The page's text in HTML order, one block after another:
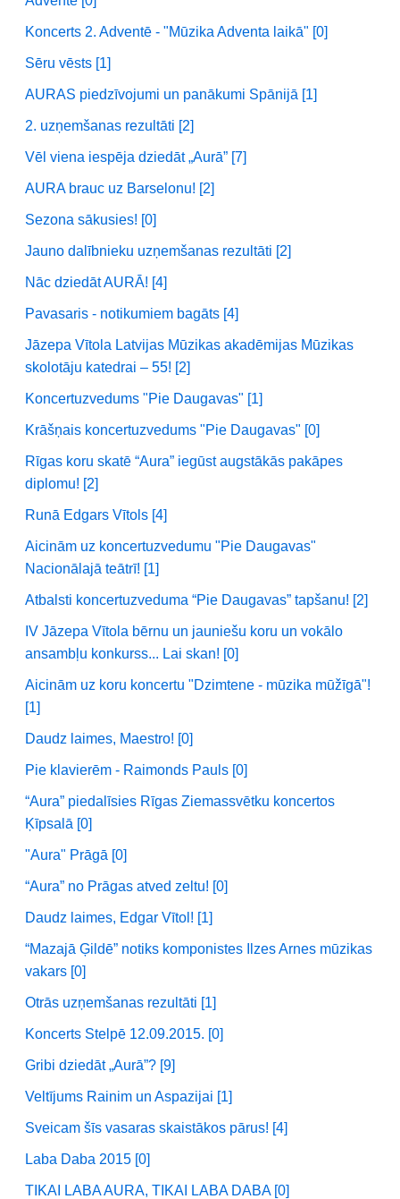
Koncerts 2. Adventē - "Mūzika Adventa laikā" [0]
Sēru vēsts [1]
AURAS piedzīvojumi un panākumi Spānijā [1]
2. uzņemšanas rezultāti [2]
Vēl viena iespēja dziedāt „Aurā” [7]
AURA brauc uz Barselonu! [2]
Sezona sākusies! [0]
Jauno dalībnieku uzņemšanas rezultāti [2]
Nāc dziedāt AURĀ! [4]
Pavasaris - notikumiem bagāts [4]
Jāzepa Vītola Latvijas Mūzikas akadēmijas Mūzikas
skolotāju katedrai – 55! [2]
Koncertuzvedums "Pie Daugavas" [1]
Krāšņais koncertuzvedums "Pie Daugavas" [0]
Rīgas koru skatē “Aura” iegūst augstākās pakāpes
diplomu! [2]
Runā Edgars Vītols [4]
Aicinām uz koncertuzvedumu "Pie Daugavas"
Nacionālajā teātrī! [1]
Atbalsti koncertuzveduma “Pie Daugavas” tapšanu! [2]
IV Jāzepa Vītola bērnu un jauniešu koru un vokālo
ansambļu konkurss... Lai skan! [0]
Aicinām uz koru koncertu "Dzimtene - mūzika mūžīgā"!
[1]
Daudz laimes, Maestro! [0]
Pie klavierēm - Raimonds Pauls [0]
“Aura” piedalīsies Rīgas Ziemassvētku koncertos
Ķīpsalā [0]
"Aura" Prāgā [0]
“Aura” no Prāgas atved zeltu! [0]
Daudz laimes, Edgar Vītol! [1]
“Mazajā Ģildē” notiks komponistes Ilzes Arnes mūzikas
vakars [0]
Otrās uzņemšanas rezultāti [1]
Koncerts Stelpē 12.09.2015. [0]
Gribi dziedāt „Aurā”? [9]
Veltījums Rainim un Aspazijai [1]
Sveicam šīs vasaras skaistākos pārus! [4]
Laba Daba 2015 [0]
TIKAI LABA AURA, TIKAI LABA DABA [0]